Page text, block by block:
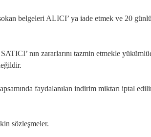
belgeleri ALICI’ ya iade etmek ve 20
nın zararlarını tazmin etmekle
faydalanılan indirim miktarı iptal
sözleşmeler.